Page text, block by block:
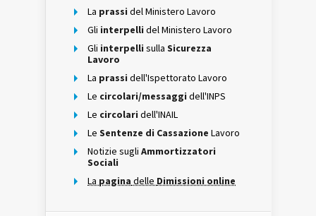
La prassi del Ministero Lavoro
Gli interpelli del Ministero Lavoro
Gli interpelli sulla Sicurezza
Lavoro
La prassi dell'Ispettorato Lavoro
Le circolari/messaggi dell'INPS
Le circolari dell'INAIL
Le Sentenze di Cassazione Lavoro
Notizie sugli Ammortizzatori
Sociali
La pagina delle Dimissioni online